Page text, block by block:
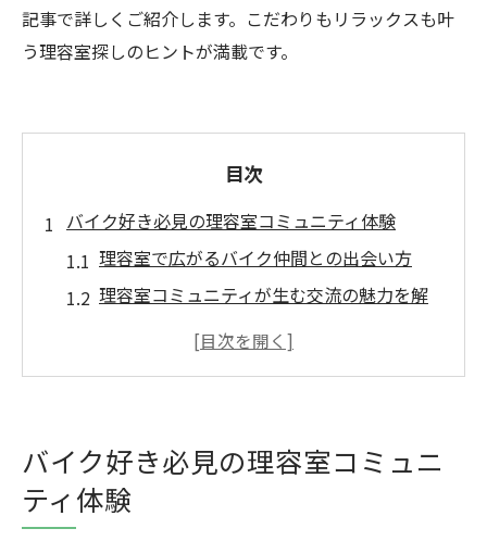
記事で詳しくご紹介します。こだわりもリラックスも叶
う理容室探しのヒントが満載です。
目次
バイク好き必見の理容室コミュニティ体験
理容室で広がるバイク仲間との出会い方
理容室コミュニティが生む交流の魅力を解
群馬県高崎市で味わう理容室の新提案
理容室で実現するバイク好きの新しい過ご
バイク好き必見の理容室コミュニ
ティ体験